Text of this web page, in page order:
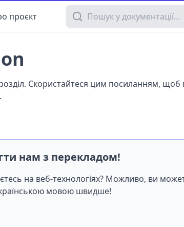
проєкт Пошук у документації
Скористайтеся цим посиланням, щоб
нам з перекладом!
на веб-технологіях? Можливо, ви
мовою швидше!